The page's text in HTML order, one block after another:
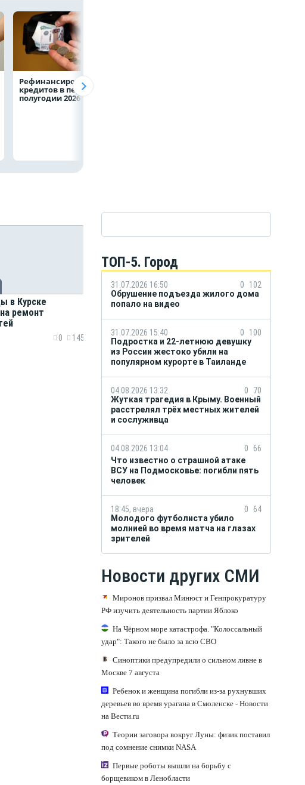
Рефинансирование
кредитов в первом
полугодии 2026 года
в Курске
ремонт
0 145
ТОП-5. Город
31.07.2026 16:50 0
102
Обрушение подъезда жилого дома
попало на видео
31.07.2026 15:40 0
100
Подростка и 22-летнюю девушку
из России жестоко убили на
популярном курорте в Таиланде
04.08.2026 13:32 0
70
Жуткая трагедия в Крыму. Военный
расстрелял трёх местных жителей
и сослуживца
04.08.2026 13:04 0
66
Что известно о страшной атаке
ВСУ на Подмосковье: погибли пять
человек
18:45, вчера 0
64
Молодого футболиста убило
молнией во время матча на глазах
зрителей
Новости других СМИ
Миронов призвал Минюст и Генпрокуратуру
РФ изучить деятельность партии Яблоко
На Чёрном море катастрофа. "Колоссальный
удар": Такого не было за всю СВО
Синоптики предупредили о сильном ливне в
Москве 7 августа
Ребенок и женщина погибли из-за рухнувших
деревьев во время урагана в Смоленске - Новости
на Вести.ru
Теории заговора вокруг Луны: физик поставил
под сомнение снимки NASA
Первые роботы вышли на борьбу с
борщевиком в Ленобласти